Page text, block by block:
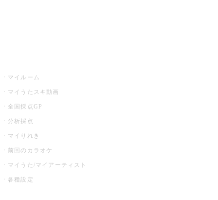
マイルーム
マイうたスキ動画
全国採点GP
分析採点
マイりれき
前回のカラオケ
マイうた/マイアーティスト
各種設定